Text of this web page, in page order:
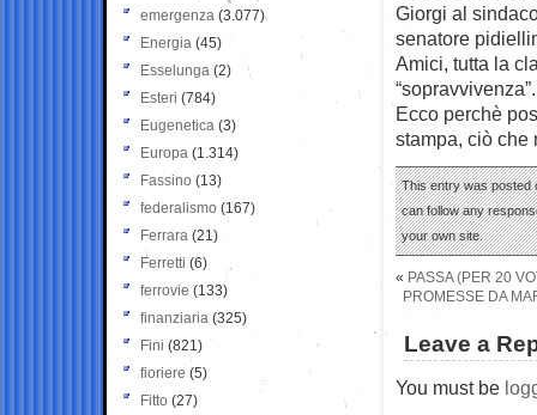
Giorgi al
senatore
Amici, tutta la
“sopravvivenza”.
Ecco perchè
stampa, ciò che
This entry was posted
can follow any
your own site.
« PASSA (PER 20
PROMESSE DA
Leave a
You must be
emergenza (3.077)
Energia (45)
Esselunga (2)
Esteri (784)
Eugenetica (3)
Europa (1.314)
Fassino (13)
federalismo (167)
Ferrara (21)
Ferretti (6)
ferrovie (133)
finanziaria (325)
Fini (821)
fioriere (5)
Fitto (27)